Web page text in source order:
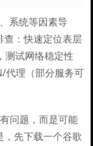
系统等因素导
查：快速定位表层
测试网络稳定性
代理（部分服务可
问题，而是可能
先下载一个谷歌